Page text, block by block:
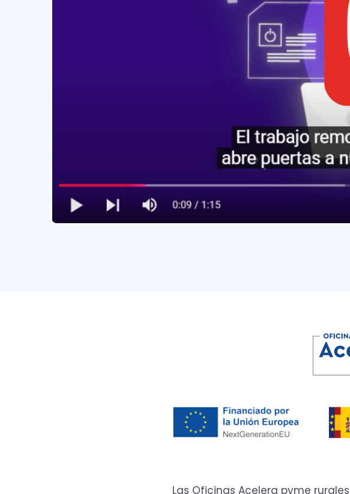
Las Oficinas Acelera pyme